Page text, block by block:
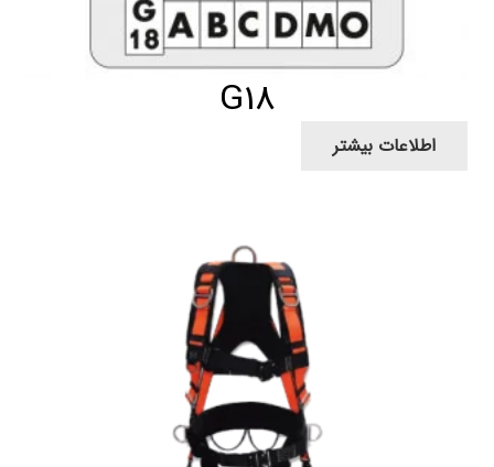
G18
اطلاعات بیشتر